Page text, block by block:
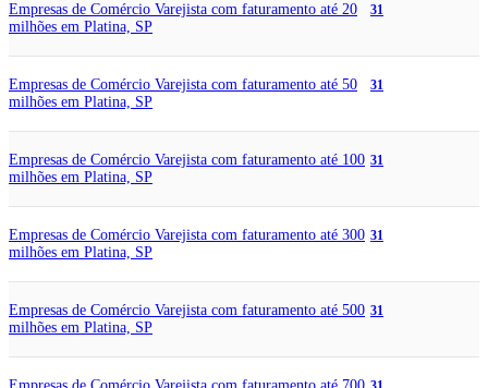
Empresas de Comércio Varejista com faturamento até 20
milhões em Platina, SP
31
Empresas de Comércio Varejista com faturamento até 50
milhões em Platina, SP
31
Empresas de Comércio Varejista com faturamento até 100
milhões em Platina, SP
31
Empresas de Comércio Varejista com faturamento até 300
milhões em Platina, SP
31
Empresas de Comércio Varejista com faturamento até 500
milhões em Platina, SP
31